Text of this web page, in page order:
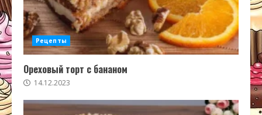
Рецепты
Ореховый торт с бананом
14.12.2023